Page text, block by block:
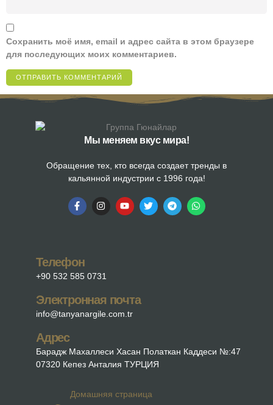
Сохранить моё имя, email и адрес сайта в этом браузере
для последующих моих комментариев.
Мы меняем вкус мира!
Обращение тех, кто всегда создает тренды в
кальянной индустрии с 1996 года!
Телефон
+90 532 585 0731
Электронная почта
info@tanyanargile.com.tr
Адрес
Барадж Махаллеси Хасан Полаткан Каддеси №:47
07320 Кепез Анталия ТУРЦИЯ
Домашняя страница